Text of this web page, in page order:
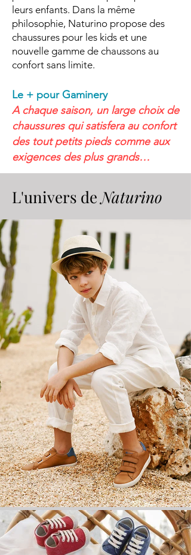
leurs enfants. Dans la même
philosophie, Naturino propose des
chaussures pour les kids et une
nouvelle gamme de chaussons au
confort sans limite.
Le + pour Gaminery
A chaque saison, un large choix de
chaussures qui satisfera au confort
des tout petits pieds comme aux
exigences des plus grands…
L'univers deNaturino